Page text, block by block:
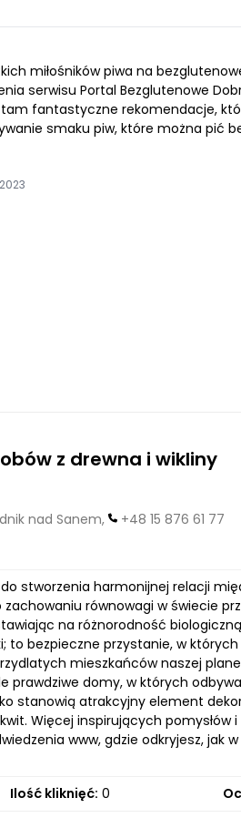
miłośników piwa na
serwisu Portal Bezglutenowe
tam fantastyczne rekomendacje,
smaku piw, które można pić
z drewna i wikliny
nad Sanem, +48 15 876 61 77
stworzenia harmonijnej relacji
równowagi w świecie
na różnorodność
to bezpieczne przystanie, w
mieszkańców naszej
prawdziwe domy, w których
stanowią atrakcyjny element
Więcej inspirujących
www, gdzie odkryjesz,
Ilość kliknięć: 0